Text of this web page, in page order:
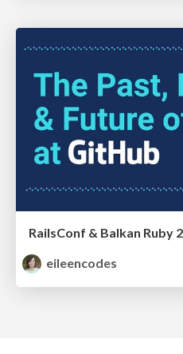
eileencodes